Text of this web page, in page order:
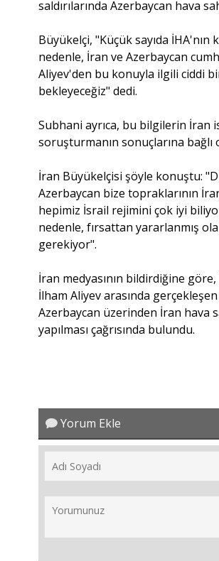
saldırılarında Azerbaycan hava
Büyükelçi, "Küçük sayıda
nedenle, İran ve Azerbaycan
Aliyev'den bu konuyla ilgili ciddi
bekleyeceğiz" dedi.
Subhani ayrıca, bu bilgilerin İran
soruşturmanın sonuçlarına bağlı
İran Büyükelçisi şöyle konuştu:
Azerbaycan bize topraklarının
hepimiz İsrail rejimini çok iyi
nedenle, fırsattan yararlanmış
gerekiyor".
İran medyasının bildirdiğine
İlham Aliyev arasında
Azerbaycan üzerinden İran hava
yapılması çağrısında bulundu.
Yorum Ekle